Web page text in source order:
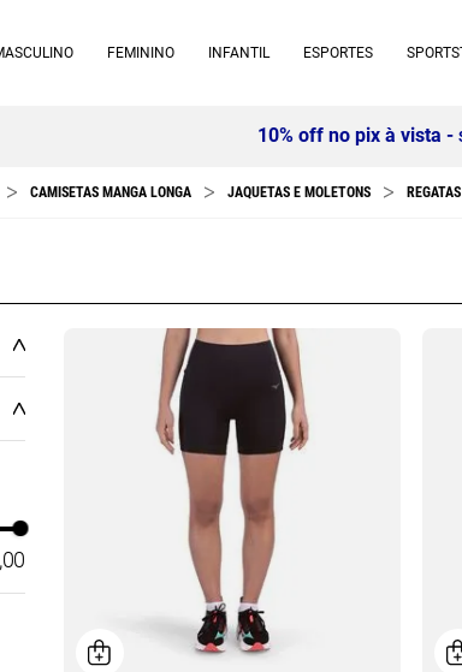
FEMININO INFANTIL ESPORTES
10% off no pix à vista -
CAMISETAS MANGA LONGA JAQUETAS E MOLETONS REGATAS